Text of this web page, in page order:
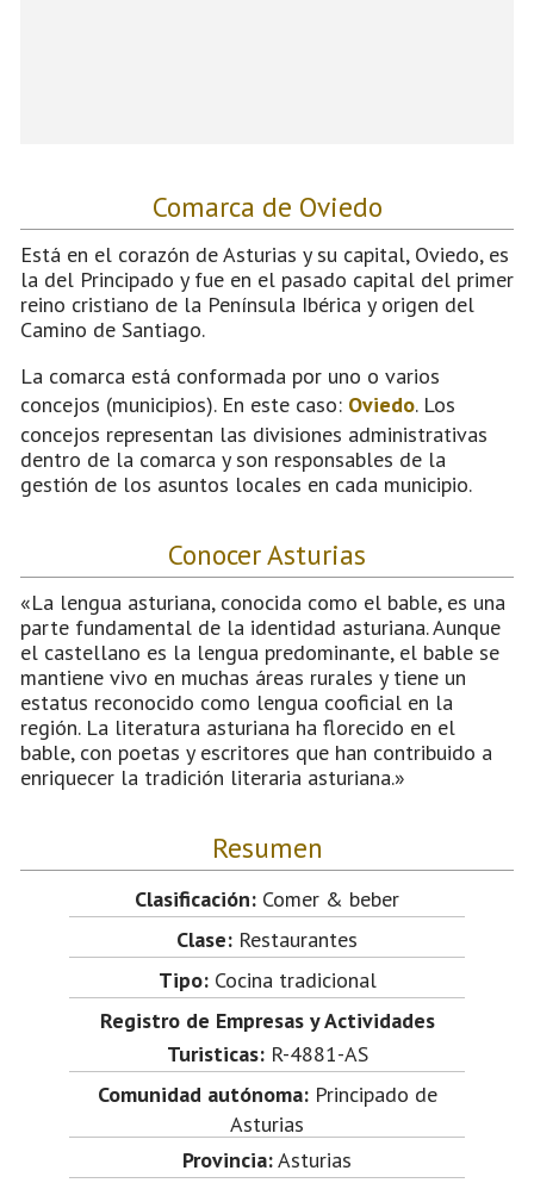
Comarca de Oviedo
Está en el corazón de Asturias y su capital, Oviedo, es
la del Principado y fue en el pasado capital del primer
reino cristiano de la Península Ibérica y origen del
Camino de Santiago.
La comarca está conformada por uno o varios
concejos (municipios). En este caso: Oviedo. Los
concejos representan las divisiones administrativas
dentro de la comarca y son responsables de la
gestión de los asuntos locales en cada municipio.
Conocer Asturias
«La lengua asturiana, conocida como el bable, es una
parte fundamental de la identidad asturiana. Aunque
el castellano es la lengua predominante, el bable se
mantiene vivo en muchas áreas rurales y tiene un
estatus reconocido como lengua cooficial en la
región. La literatura asturiana ha florecido en el
bable, con poetas y escritores que han contribuido a
enriquecer la tradición literaria asturiana.»
Resumen
Clasificación: Comer & beber
Clase: Restaurantes
Tipo:Cocina tradicional
Registro de Empresas y Actividades
Turisticas:R-4881-AS
Comunidad autónoma:Principado de
Asturias
Provincia:Asturias